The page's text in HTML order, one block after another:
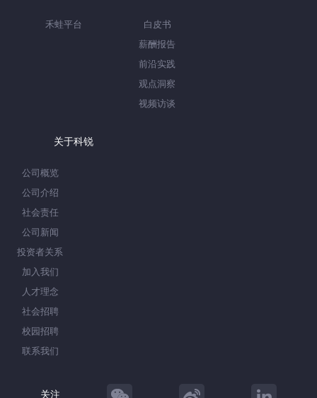
禾蛙平台
白皮书
薪酬报告
前沿实践
观点洞察
视频访谈
关于科锐
公司概览
公司介绍
社会责任
公司新闻
投资者关系
加入我们
人才理念
社会招聘
校园招聘
联系我们
关注